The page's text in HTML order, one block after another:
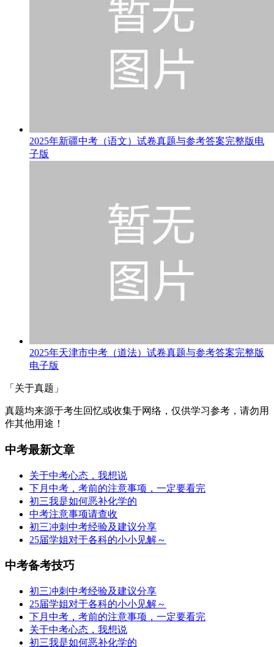
2025年新疆中考（语文）试卷真题与参考答案完整版电
子版
2025年天津市中考（道法）试卷真题与参考答案完整版
电子版
「关于真题」
真题均来源于考生回忆或收集于网络，仅供学习参考，请勿用
作其他用途！
中考最新文章
关于中考心态，我想说
下月中考，考前的注意事项，一定要看完
初三我是如何恶补化学的
中考注意事项请查收
初三冲刺中考经验及建议分享
25届学姐对于各科的小小见解～
中考备考技巧
初三冲刺中考经验及建议分享
25届学姐对于各科的小小见解～
下月中考，考前的注意事项，一定要看完
关于中考心态，我想说
初三我是如何恶补化学的